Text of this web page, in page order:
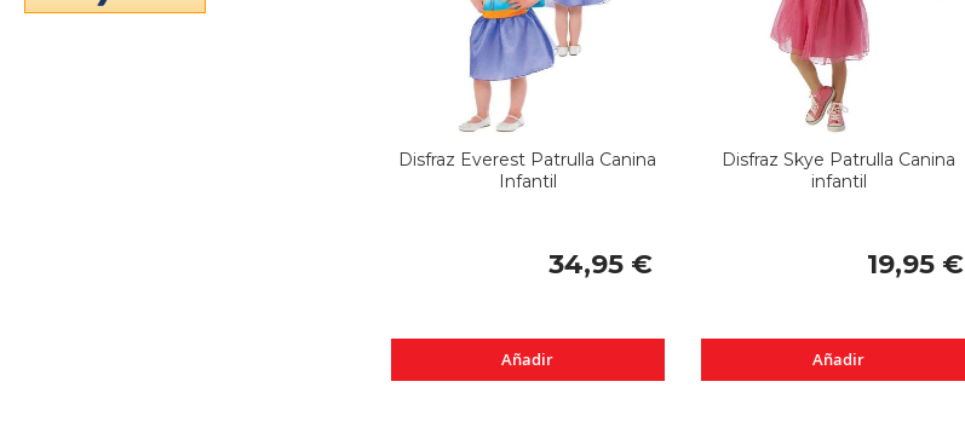
Disfraz Everest Patrulla Canina
Infantil
34,95 €
Añadir
Disfraz Skye Patrulla Canina
infantil
19,95 €
Añadir